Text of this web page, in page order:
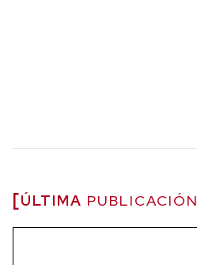
ÚLTIMA PUBLICACIÓN